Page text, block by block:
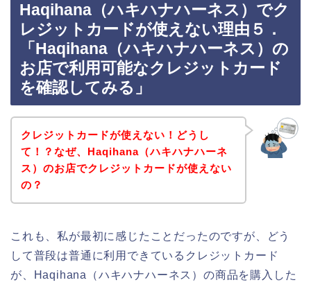
Haqihana（ハキハナハーネス）でク
レジットカードが使えない理由５．
「Haqihana（ハキハナハーネス）の
お店で利用可能なクレジットカード
を確認してみる」
クレジットカードが使えない！どうし
て！？なぜ、Haqihana（ハキハナハーネ
ス）のお店でクレジットカードが使えない
の？
これも、私が最初に感じたことだったのですが、どう
して普段は普通に利用できているクレジットカード
が、Haqihana（ハキハナハーネス）の商品を購入した